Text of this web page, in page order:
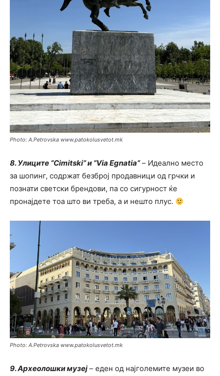
Photo: A.Petrovska www.patokolusvetot.mk
8. Улиците “Cimitski” и “Via Egnatia”– Идеално место
за шопинг, содржат безброј продавници од грчки и
познати светски брендови, па со сигурност ќе
пронајдете тоа што ви треба, а и нешто плус.
Photo: A.Petrovska www.patokolusvetot.mk
9. Aрхеoлошки музеј– еден од најголемите музеи во